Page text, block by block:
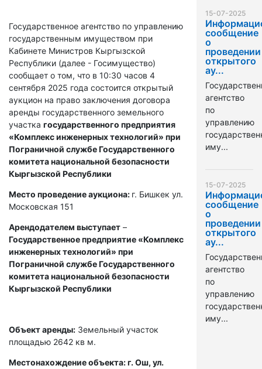
Государственное агентство по управлению
государственным имуществом при
Кабинете Министров Кыргызской
Республики (далее - Госимущество)
сообщает о том, что в 10:30 часов 4
сентября 2025 года состоится открытый
аукцион на право заключения договора
аренды государственного земельного
участка государственного предприятия
«Комплекс инженерных технологий» при
Пограничной службе Государственного
комитета национальной безопасности
Кыргызской Республики
Место проведение аукциона: г. Бишкек ул.
Московская 151
Арендодателем выступает –
Государственное предприятие «Комплекс
инженерных технологий» при
Пограничной службе Государственного
комитета национальной безопасности
Кыргызской Республики
Объект аренды: Земельный участок
площадью 2642 кв м.
Местонахождение объекта: г. Ош, ул.
15-07-2025
сообщение
о
проведении
открытого
ау...
агентство
по
управлению
иму...
15-07-2025
сообщение
о
проведении
открытого
ау...
агентство
по
управлению
иму...